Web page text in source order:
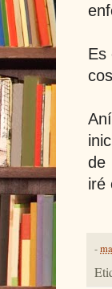
Es
de
iré
-